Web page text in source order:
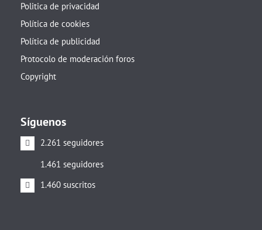
Politica de privacidad
Política de cookies
Política de publicidad
Protocolo de moderación foros
Copyright
Síguenos
2.261 seguidores
1.461 seguidores
1.460 suscritos